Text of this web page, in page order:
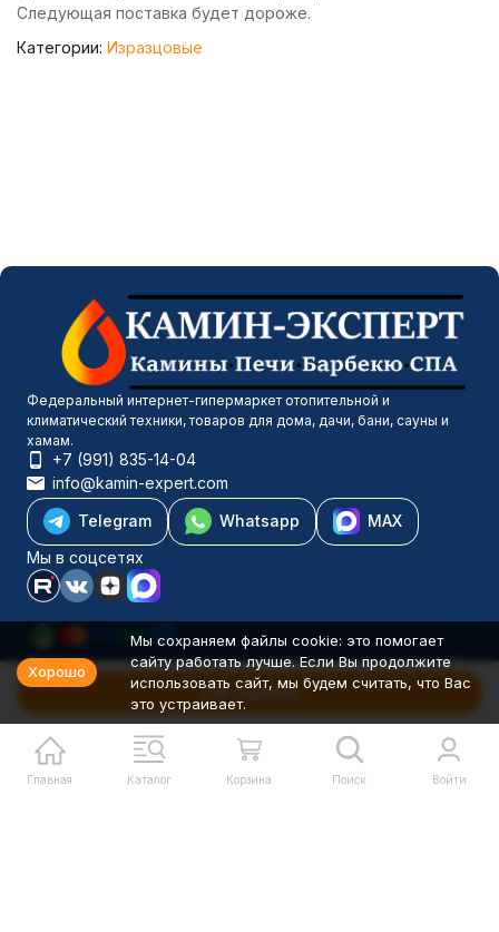
В корзину
Следующая поставка будет дороже.
Категории: Изразцовые
Главная Каталог Корзина Поиск Войти
Федеральный интернет-гипермаркет отопительной и
климатический техники, товаров для дома, дачи, бани, сауны и
хамам.
+7 (991) 835-14-04
info@kamin-expert.com
Telegram
Whatsapp
MAX
Мы в соцсетях
Каталог товаров
Компания
Информация
Политика персональных данных
© 2001-2026 Камин-Эксперт ИП Понюхов В. А. ОГРНИП
326527500040181
Хорошо
Мы сохраняем файлы cookie: это помогает
сайту работать лучше. Если Вы продолжите
использовать сайт, мы будем считать, что Вас
это устраивает.